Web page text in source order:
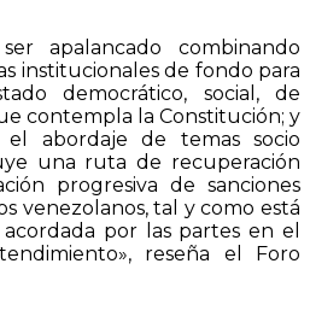
apalancado combinando
institucionales de fondo para
democrático, social, de
contempla la Constitución; y
el abordaje de temas socio
una ruta de recuperación
progresiva de sanciones
venezolanos, tal y como está
por las partes en el
reseña el Foro